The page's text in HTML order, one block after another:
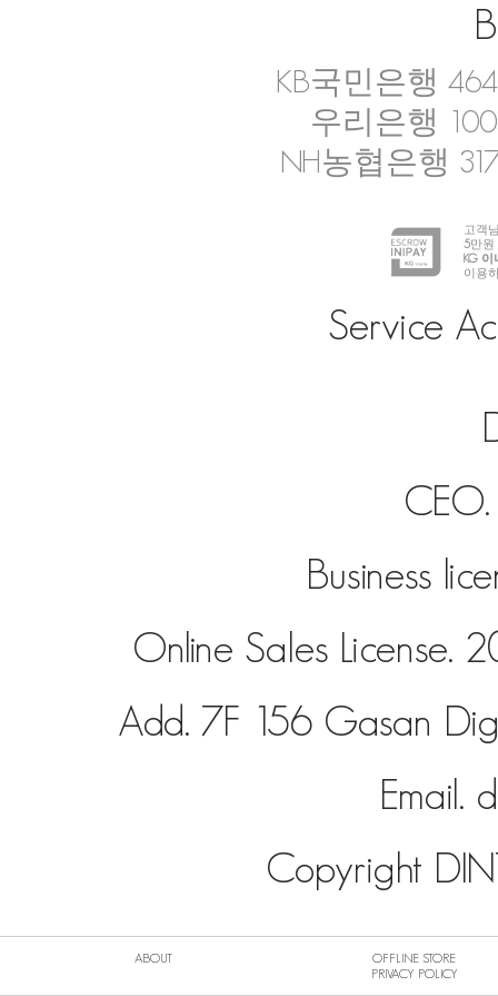
ABOUT
OFFLINE STORE
PRIVACY POLICY
KB국민은행
우리은행
NH농협은행
고객
5만원
KG 이
이용
Service
Business
Online Sales License.
Add. 7F 156 Gasan
Email.
Copyright